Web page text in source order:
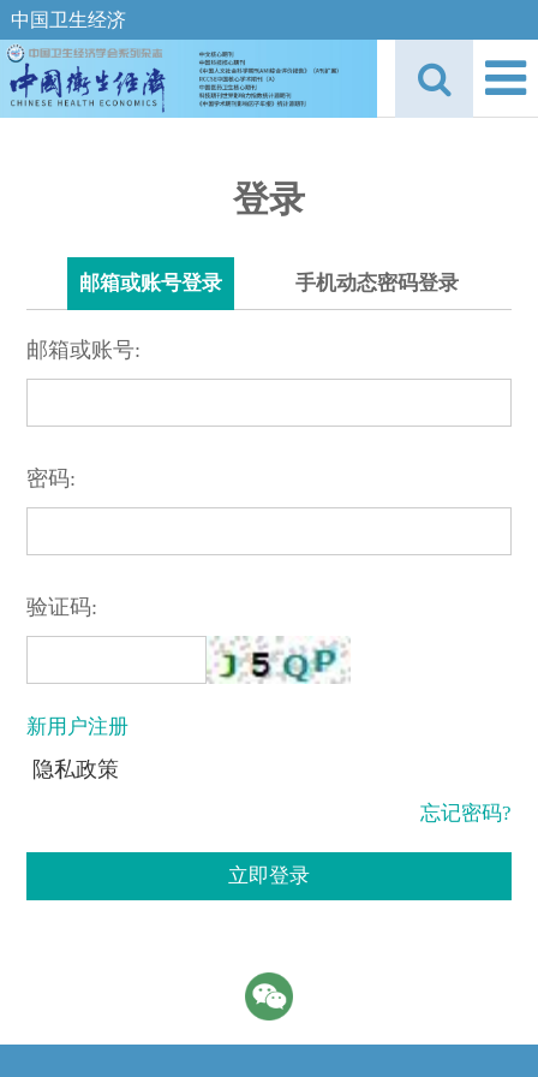
中国卫生经济
登录
邮箱或账号登录 手机动态密码登录
邮箱或账号:
密码:
验证码:
新用户注册
隐私政策
忘记密码?
立即登录